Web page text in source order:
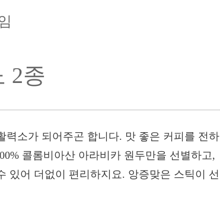
2종
소가 되어주곤 합니다. 맛 좋은 커피를 전하
콜롬비아산 아라비카 원두만을 선별하고,
있어 더없이 편리하지요. 앙증맞은 스틱이 선